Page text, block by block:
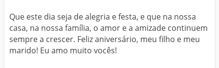
Que este dia seja de alegria e festa, e que na nossa
casa, na nossa família, o amor e a amizade continuem
sempre a crescer. Feliz aniversário, meu filho e meu
marido! Eu amo muito vocês!